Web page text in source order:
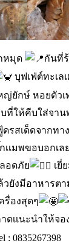
หมุด กันที่
บุฟเฟ่ต์ทะเล
ญ่ยักษ์ หอยตัวเ
บที่ให้คีบใส่จา
รสเด็ดจากทา
เเมพขอบอกเล
อดภัย
เยี่
วยังมีอาหารต
รื่องสุดๆ
ดเเนะนำให้จ
: 0835267398